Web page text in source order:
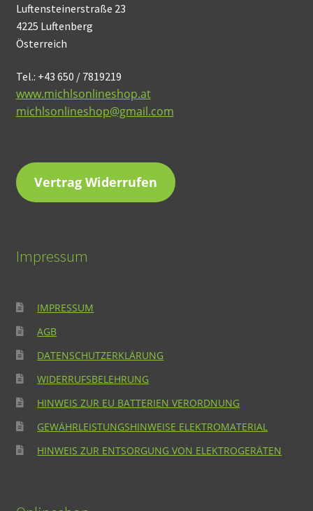
Luftensteinerstraße 23
4225 Luftenberg
Österreich
Tel.: +43 650 / 7819219
www.michlsonlineshop.at
michlsonlineshop@gmail.com
Vertrag Widerrufen
Impressum
IMPRESSUM
AGB
DATENSCHUTZERKLÄRUNG
WIDERRUFSBELEHRUNG
HINWEIS ZUR EU BATTERIEN VERORDNUNG
GEWÄHRLEISTUNGSHINWEISE ELEKTROMATERIAL
HINWEIS ZUR ENTSORGUNG VON ELEKTROGERÄTEN